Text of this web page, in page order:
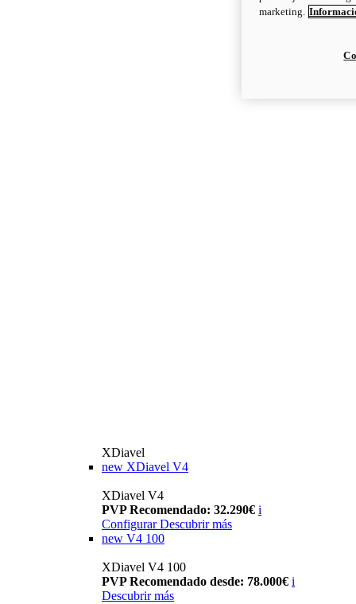
XDiavel
new XDiavel V4
XDiavel V4
PVP Recomendado: 32.290€ i
Configurar Descubrir más
new V4 100
XDiavel V4 100
PVP Recomendado desde: 78.000€ i
Descubrir más
marketing.